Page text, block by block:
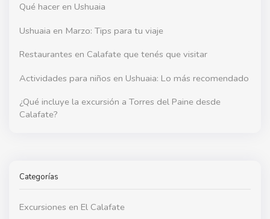
Qué hacer en Ushuaia
Ushuaia en Marzo: Tips para tu viaje
Restaurantes en Calafate que tenés que visitar
Actividades para niños en Ushuaia: Lo más recomendado
¿Qué incluye la excursión a Torres del Paine desde
Calafate?
Categorías
Excursiones en El Calafate